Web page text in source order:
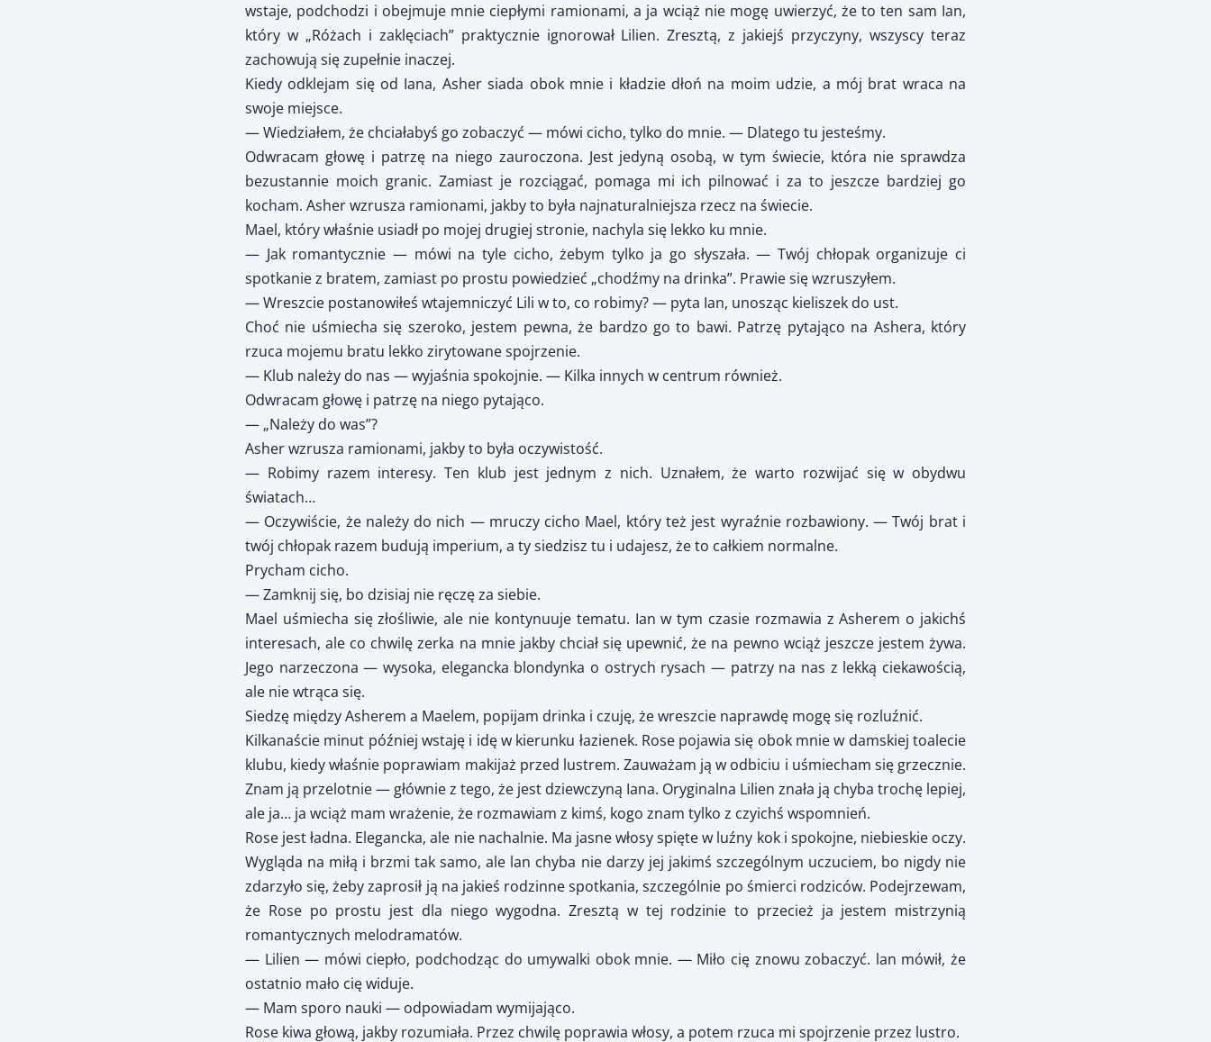
wstaje, podchodzi i obejmuje mnie ciepłymi ramionami, a ja wciąż nie mogę uwierzyć, że to ten sam Ian,
który w „Różach i zaklęciach” praktycznie ignorował Lilien. Zresztą, z jakiejś przyczyny, wszyscy teraz
zachowują się zupełnie inaczej.
Kiedy odklejam się od Iana, Asher siada obok mnie i kładzie dłoń na moim udzie, a mój brat wraca na
swoje miejsce.
— Wiedziałem, że chciałabyś go zobaczyć — mówi cicho, tylko do mnie. — Dlatego tu jesteśmy.
Odwracam głowę i patrzę na niego zauroczona. Jest jedyną osobą, w tym świecie, która nie sprawdza
bezustannie moich granic. Zamiast je rozciągać, pomaga mi ich pilnować i za to jeszcze bardziej go
kocham. Asher wzrusza ramionami, jakby to była najnaturalniejsza rzecz na świecie.
Mael, który właśnie usiadł po mojej drugiej stronie, nachyla się lekko ku mnie.
— Jak romantycznie — mówi na tyle cicho, żebym tylko ja go słyszała. — Twój chłopak organizuje ci
spotkanie z bratem, zamiast po prostu powiedzieć „chodźmy na drinka”. Prawie się wzruszyłem.
— Wreszcie postanowiłeś wtajemniczyć Lili w to, co robimy? — pyta Ian, unosząc kieliszek do ust.
Choć nie uśmiecha się szeroko, jestem pewna, że bardzo go to bawi. Patrzę pytająco na Ashera, który
rzuca mojemu bratu lekko zirytowane spojrzenie.
— Klub należy do nas — wyjaśnia spokojnie. — Kilka innych w centrum również.
Odwracam głowę i patrzę na niego pytająco.
— „Należy do was”?
Asher wzrusza ramionami, jakby to była oczywistość.
— Robimy razem interesy. Ten klub jest jednym z nich. Uznałem, że warto rozwijać się w obydwu
światach…
— Oczywiście, że należy do nich — mruczy cicho Mael, który też jest wyraźnie rozbawiony. — Twój brat i
twój chłopak razem budują imperium, a ty siedzisz tu i udajesz, że to całkiem normalne.
Prycham cicho.
— Zamknij się, bo dzisiaj nie ręczę za siebie.
Mael uśmiecha się złośliwie, ale nie kontynuuje tematu. Ian w tym czasie rozmawia z Asherem o jakichś
interesach, ale co chwilę zerka na mnie jakby chciał się upewnić, że na pewno wciąż jeszcze jestem żywa.
Jego narzeczona — wysoka, elegancka blondynka o ostrych rysach — patrzy na nas z lekką ciekawością,
ale nie wtrąca się.
Siedzę między Asherem a Maelem, popijam drinka i czuję, że wreszcie naprawdę mogę się rozluźnić.
Kilkanaście minut później wstaję i idę w kierunku łazienek. Rose pojawia się obok mnie w damskiej toalecie
klubu, kiedy właśnie poprawiam makijaż przed lustrem. Zauważam ją w odbiciu i uśmiecham się grzecznie.
Znam ją przelotnie — głównie z tego, że jest dziewczyną Iana. Oryginalna Lilien znała ją chyba trochę lepiej,
ale ja… ja wciąż mam wrażenie, że rozmawiam z kimś, kogo znam tylko z czyichś wspomnień.
Rose jest ładna. Elegancka, ale nie nachalnie. Ma jasne włosy spięte w luźny kok i spokojne, niebieskie oczy.
Wygląda na miłą i brzmi tak samo, ale lan chyba nie darzy jej jakimś szczególnym uczuciem, bo nigdy nie
zdarzyło się, żeby zaprosił ją na jakieś rodzinne spotkania, szczególnie po śmierci rodziców. Podejrzewam,
że Rose po prostu jest dla niego wygodna. Zresztą w tej rodzinie to przecież ja jestem mistrzynią
romantycznych melodramatów.
— Lilien — mówi ciepło, podchodząc do umywalki obok mnie. — Miło cię znowu zobaczyć. lan mówił, że
ostatnio mało cię widuje.
— Mam sporo nauki — odpowiadam wymijająco.
Rose kiwa głową, jakby rozumiała. Przez chwilę poprawia włosy, a potem rzuca mi spojrzenie przez lustro.